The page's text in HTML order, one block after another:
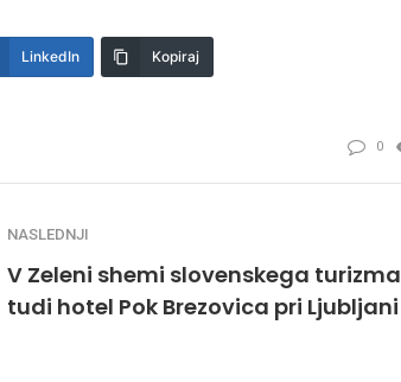
LinkedIn Kopiraj
0
NASLEDNJI
V Zeleni shemi slovenskega turizma
tudi hotel Pok Brezovica pri Ljubljani